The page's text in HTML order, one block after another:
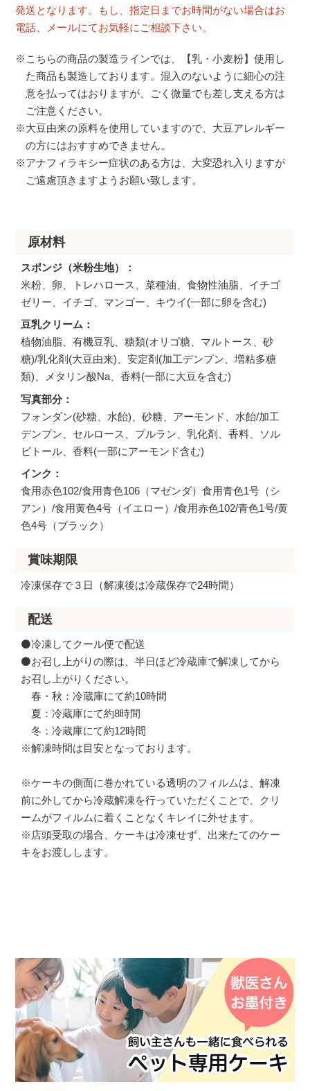
発送となります。もし、指定日までお時間がない場合はお
電話、メールにてお気軽にご相談下さい。
※こちらの商品の製造ラインでは、【乳・小麦粉】使用し
た商品も製造しております。混入のないように細心の注
意を払ってはおりますが、ごく微量でも差し支える方は
ご注意ください。
※大豆由来の原料を使用していますので、大豆アレルギー
の方にはおすすめできません。
※アナフィラキシー症状のある方は、大変恐れ入りますが
ご遠慮頂きますようお願い致します。
原材料
スポンジ（米粉生地）
米粉、卵、トレハロース、菜種油、食物性油脂、イチゴ
ゼリー、イチゴ、マンゴー、キウイ(一部に卵を含む)
豆乳クリーム
植物油脂、有機豆乳、糖類(オリゴ糖、マルトース、砂
糖)/乳化剤(大豆由来)、安定剤(加工デンプン、増粘多糖
類)、メタリン酸Na、香料(一部に大豆を含む)
写真部分
フォンダン(砂糖、水飴)、砂糖、アーモンド、水飴/加工
デンプン、セルロース、プルラン、乳化剤、香料、ソル
ビトール、香料(一部にアーモンド含む)
インク
食用赤色102/食用青色106（マゼンダ）食用青色1号（シ
アン）/食用黄色4号（イエロー）/食用赤色102/青色1号/黄
色4号（ブラック）
賞味期限
冷凍保存で３日（解凍後は冷蔵保存で24時間）
配送
⚫️冷凍してクール便で配送
⚫️お召し上がりの際は、半日ほど冷蔵庫で解凍してから
お召し上がりください。
春・秋：冷蔵庫にて約10時間
夏：冷蔵庫にて約8時間
冬：冷蔵庫にて約12時間
※解凍時間は目安となっております。
※ケーキの側面に巻かれている透明のフィルムは、解凍
前に外してから冷蔵解凍を行っていただくことで、クリ
ームがフィルムに着くことなくキレイに外せます。
※店頭受取の場合、ケーキは冷凍せず、出来たてのケー
キをお渡しします。